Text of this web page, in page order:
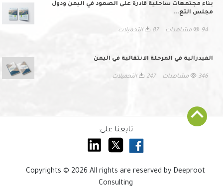
بناء مجتمعات ساحلية قادرة على الصمود في اليمن ودول
مجلس التع...
94 مشاهدات 87 التحميلات
الفيدرالية في المرحلة الانتقالية في اليمن
346 مشاهدات 247 التحميلات
تابعنا على:
Copyrights © 2026 All rights are reserved by Deeproot
Consulting